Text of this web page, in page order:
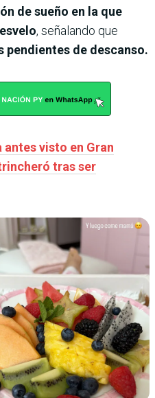
de sueño en la que
, señalando que
pendientes de descanso.
antes visto en Gran
tras ser